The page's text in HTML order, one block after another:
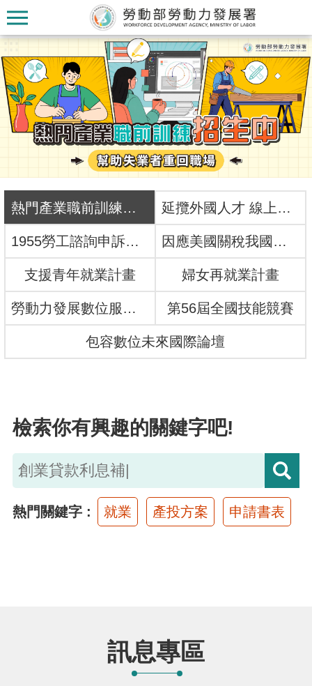
跳到主要內容區塊
本
署
訊
發
布
為
務
業
務
專
:::
:::
熱門產業職前訓練招生中 延攬外國人才 線上一網搞定！
1955勞工諮詢申訴專線 因應美國關稅我國出口供應鏈支持方案
支援青年就業計畫 婦女再就業計畫
勞動力發展數位服務平台 第56屆全國技能競賽
包容數位未來國際論壇
檢索你有興趣的關鍵字吧!
熱門關鍵字 就業 產投方案 申請書表
訊息專區